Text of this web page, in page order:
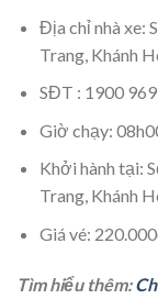
Địa chỉ nhà xe:
Trang, Khánh
SĐT : 1900
Giờ chạy:
Khởi hành tại:
Trang, Khánh
Giá vé:
Tìm hiểu thêm: